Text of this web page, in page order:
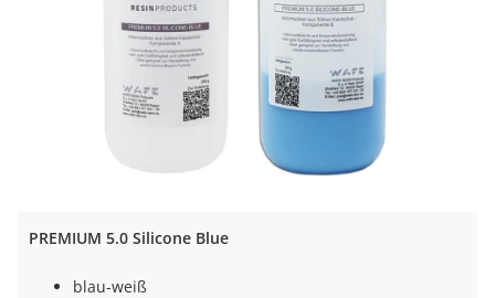
PREMIUM 5.0 Silicone Blue
blau-weiß